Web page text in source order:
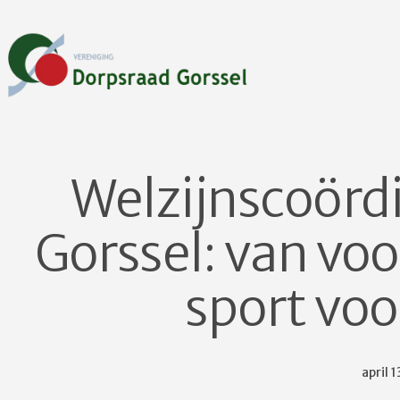
naar
de
inhoud
Gorssel: van
sport
april